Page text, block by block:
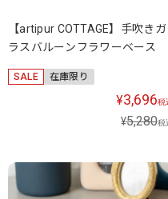
【artipur COTTAGE】手吹きガ
ラスバルーンフラワーベース
SALE 在庫限り
¥3,696税
¥5,280税